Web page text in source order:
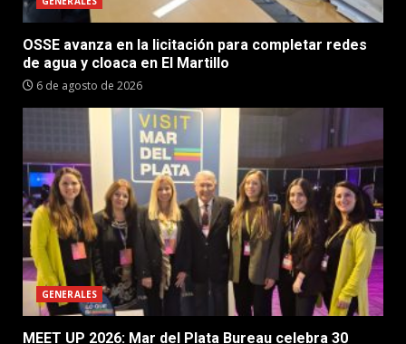
OSSE avanza en la licitación para completar redes
de agua y cloaca en El Martillo
6 de agosto de 2026
GENERALES
MEET UP 2026: Mar del Plata Bureau celebra 30